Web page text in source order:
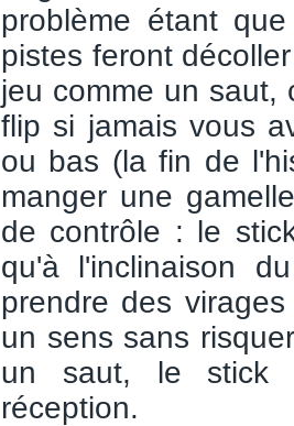
problème étant
pistes feront
jeu comme un saut,
flip si jamais vous
ou bas (la fin de
manger une
de contrôle : le
qu'à l'inclinaison
prendre des
un sens sans
un saut, le stick
réception.